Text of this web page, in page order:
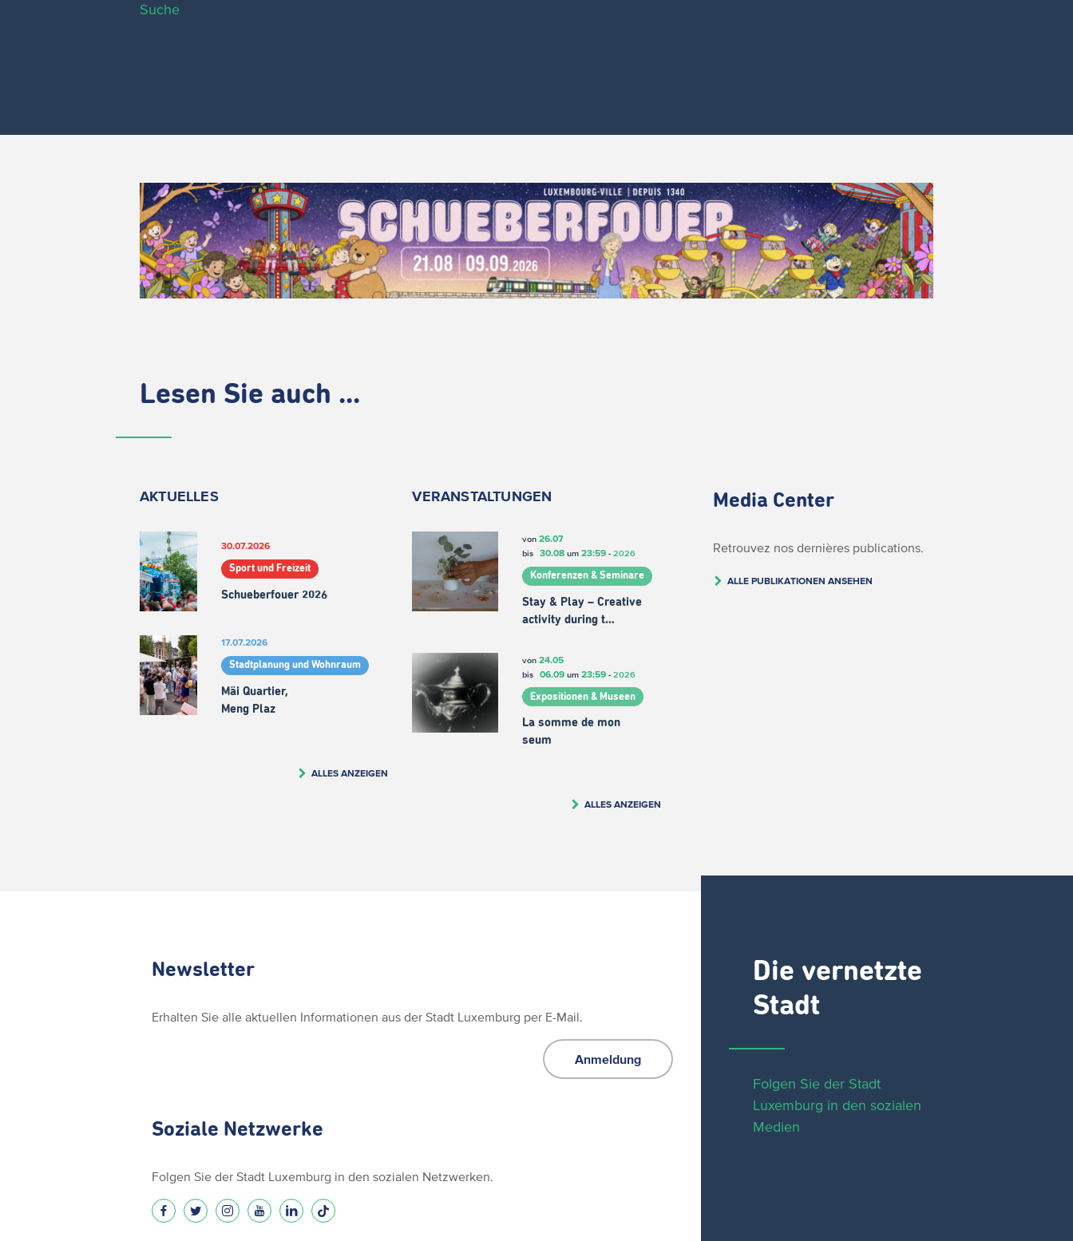
Suche
Lesen Sie auch ...
AKTUELLES
30.07.2026
Sport und Freizeit
Schueberfouer 2026
17.07.2026
Stadtplanung und Wohnraum
Mäi Quartier,
Meng Plaz
ALLES ANZEIGEN
VERANSTALTUNGEN
von 26.07
bis 30.08um 23:59- 2026
Konferenzen & Seminare
Stay & Play – Creative
activity during t…
von 24.05
bis 06.09um 23:59- 2026
Expositionen & Museen
La somme de mon
seum
ALLES ANZEIGEN
Media Center
Retrouvez nos dernières publications.
ALLE PUBLIKATIONEN ANSEHEN
Die vernetzte
Stadt
Folgen Sie der Stadt
Luxemburg in den sozialen
Medien
Newsletter
Erhalten Sie alle aktuellen Informationen aus der Stadt Luxemburg per E-Mail.
Anmeldung
Soziale Netzwerke
Folgen Sie der Stadt Luxemburg in den sozialen Netzwerken.